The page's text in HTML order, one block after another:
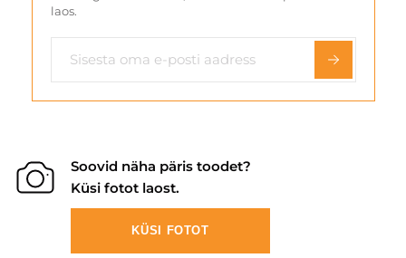
laos.
Soovid näha päris toodet?
Küsi fotot laost.
KÜSI FOTOT